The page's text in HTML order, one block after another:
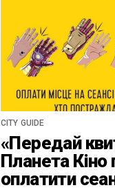
CITY GUIDE
«Передай
Планета Кіно
оплатити